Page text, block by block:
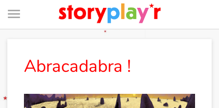
Je me connecte
Abracadabra !